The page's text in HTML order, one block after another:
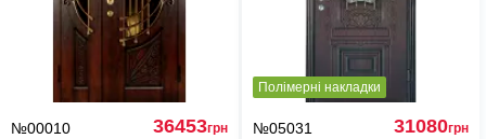
№00010 36453грн
Полімерні накладки
№05031 31080грн